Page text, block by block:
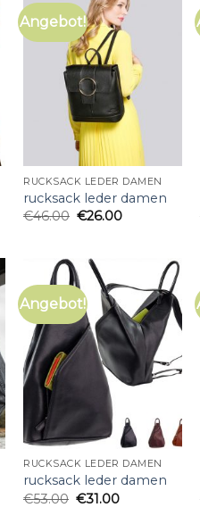
Angebot!
RUCKSACK LEDER DAMEN
rucksack leder damen
€46.00 €26.00
Angebot!
RUCKSACK LEDER DAMEN
rucksack leder damen
€53.00 €31.00